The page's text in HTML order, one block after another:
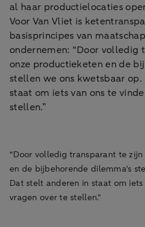
al haar productielocaties
Voor Van Vliet is
basisprincipes van
ondernemen: “Door volledig
onze productieketen en de
stellen we ons kwetsbaar
staat om iets van ons te
stellen.”
“Door volledig transparant te
en de bijbehorende dilemma’s
Dat stelt anderen in staat om
vragen over te stellen.”